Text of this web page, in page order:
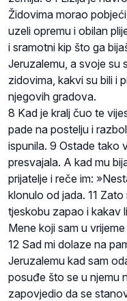
Židovima morao
uzeli opremu i obilan
i sramotni kip što ga
Jeruzalemu, a svoje su
zidovima, kakvi su bili i
njegovih gradova.
8 Kad je kralj čuo te
pade na postelju i
ispunila. 9 Ostade tako
presvajala. A kad mu
prijatelje i reče im:
klonulo od jada. 11
tjeskobu zapao i kakav
Mene koji sam u
12 Sad mi dolaze na
Jeruzalemu kad sam
posuđe što se u njemu
zapovjedio da se